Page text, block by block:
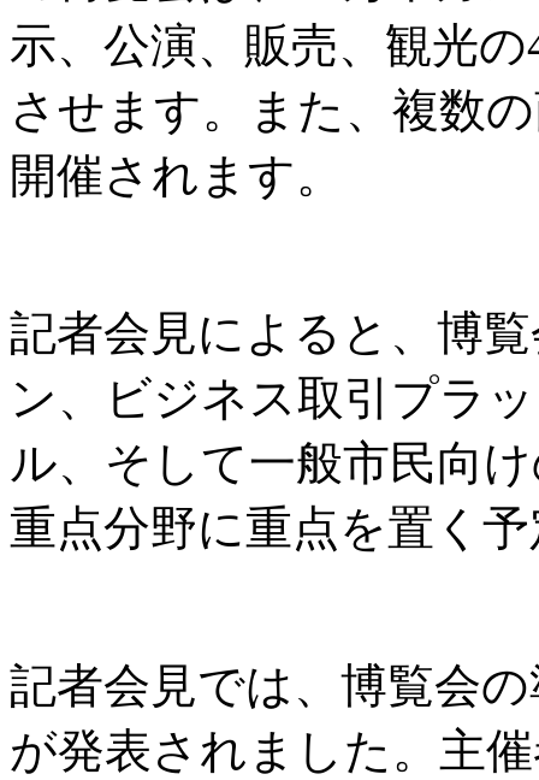
示、公演、販売、観光
させます。また、複数
開催されます。
記者会見によると、博
ン、ビジネス取引プラ
ル、そして一般市民向
重点分野に重点を置く
記者会見では、博覧会
が発表されました。主